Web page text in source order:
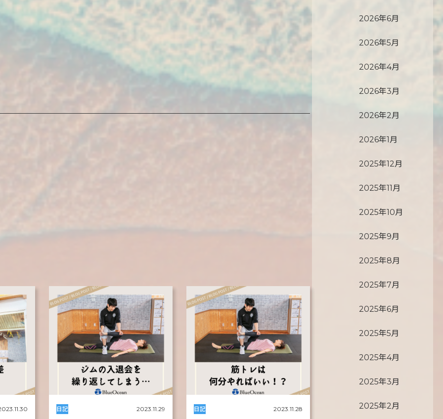
日記 2023.11.29 日記 2023.11.28
2026年6月
2026年5月
2026年4月
2026年3月
2026年2月
2026年1月
2025年12月
2025年11月
2025年10月
2025年9月
2025年8月
2025年7月
2025年6月
2025年5月
2025年4月
2025年3月
2025年2月